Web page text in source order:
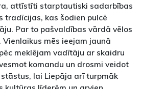
attīstīti starptautiski sadarbības
tradīcijas, kas šodien pulcē
Par to pašvaldības vārdā vēlos
mēs ieejam jaunā
meklējam vadītāju ar skaidru
komandu un drosmi veidot
lai Liepāja arī turpmāk